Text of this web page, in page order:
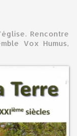
Rencontre
Vox Humus,